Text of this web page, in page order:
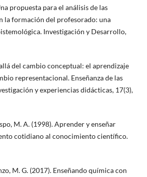
propuesta para el análisis de las
la formación del profesorado: una
Investigación y Desarrollo,
del cambio conceptual: el aprendizaje
representacional. Enseñanza de las
y experiencias didácticas, 17(3),
M. A. (1998). Aprender y enseñar
cotidiano al conocimiento científico.
M. G. (2017). Enseñando química con